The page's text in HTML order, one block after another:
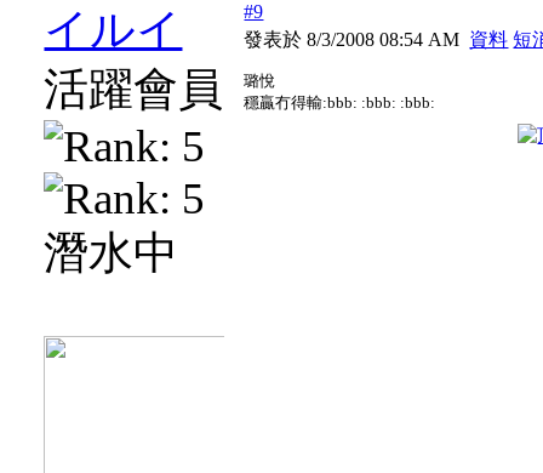
イルイ
活躍會員
潛水中
#9
發表於 8/3/2008 08:54 AM 資料 短
璐悅
穩贏冇得輸:bbb: :bbb: :bbb: